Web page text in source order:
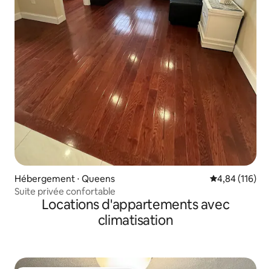
Hébergement ⋅ Queens Évaluation
4,84 (116)
Suite privée confortable
Locations d'appartements avec
climatisation